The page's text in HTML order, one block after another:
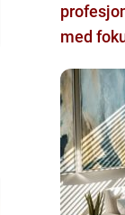
med